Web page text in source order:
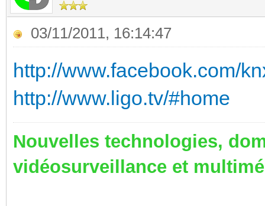
03/11/2011, 16:14:47
http://www.facebook.com/
http://www.ligo.tv/#home
Nouvelles technologies,
vidéosurveillance et